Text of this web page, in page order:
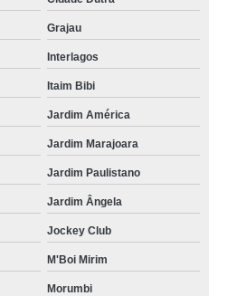
Grajau
Interlagos
Itaim Bibi
Jardim América
Jardim Marajoara
Jardim Paulistano
Jardim Ângela
Jockey Club
M'Boi Mirim
Morumbi